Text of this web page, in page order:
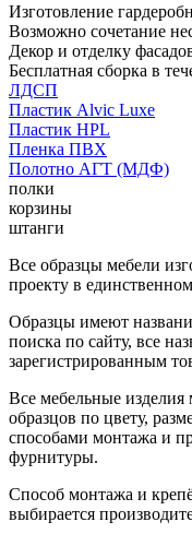
Изготовление
Возможно сочетание
Декор и отделку
Бесплатная сборка в
ЛДСП
Пластик Alvic Luxe
Пластик HPL
Пленка ПВХ
Полотно АГТ (МДФ)
полки
корзины
штанги
Все образцы мебели
проекту в
Образцы имеют
поиска по сайту, все
зарегистрированным
Все мебельные изделия
образцов по цвету,
способами монтажа и
фурнитуры.
Способ монтажа и
выбирается